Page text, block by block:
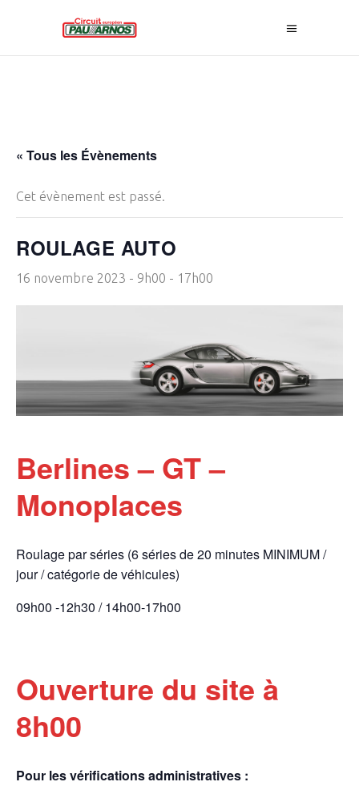
« Tous les Évènements
Cet évènement est passé.
ROULAGE AUTO
16 novembre 2023 - 9h00 - 17h00
Berlines – GT –
Monoplaces
Roulage par séries (6 séries de 20 minutes MINIMUM /
jour / catégorie de véhicules)
09h00 -12h30 / 14h00-17h00
Ouverture du site à
8h00
Pour les vérifications administratives :